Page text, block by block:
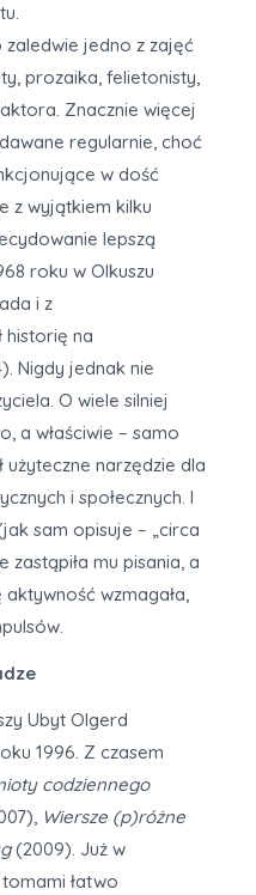
jedno z zajęć
prozaika, felietonisty,
Znacznie więcej
regularnie, choć
w dość
z wyjątkiem kilku
lepszą
roku w Olkuszu
i z
historię na
Nigdy jednak nie
O wiele silniej
a właściwie – samo
użyteczne narzędzie dla
i społecznych. I
sam opisuje – „circa
zastąpiła mu pisania, a
wzmagała,
Ubyt Olgerd
1996. Z czasem
codziennego
Wiersze (p)różne
(2009). Już w
łatwo